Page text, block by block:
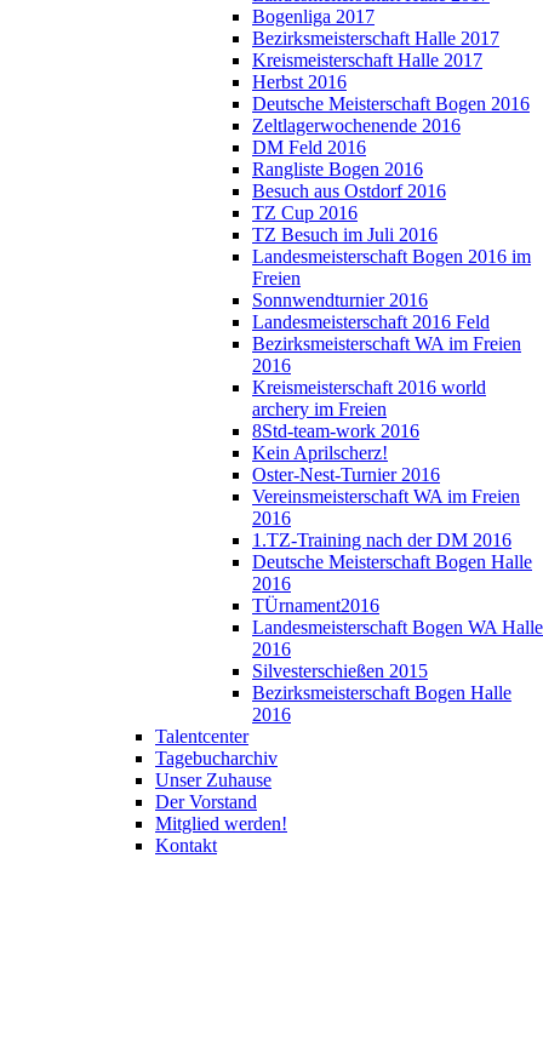
Bogenliga 2017
Bezirksmeisterschaft Halle 2017
Kreismeisterschaft Halle 2017
Herbst 2016
Deutsche Meisterschaft Bogen 2016
Zeltlagerwochenende 2016
DM Feld 2016
Rangliste Bogen 2016
Besuch aus Ostdorf 2016
TZ Cup 2016
TZ Besuch im Juli 2016
Landesmeisterschaft Bogen 2016 im
Freien
Sonnwendturnier 2016
Landesmeisterschaft 2016 Feld
Bezirksmeisterschaft WA im Freien
2016
Kreismeisterschaft 2016 world
archery im Freien
8Std-team-work 2016
Kein Aprilscherz!
Oster-Nest-Turnier 2016
Vereinsmeisterschaft WA im Freien
2016
1.TZ-Training nach der DM 2016
Deutsche Meisterschaft Bogen Halle
2016
TÜrnament2016
Landesmeisterschaft Bogen WA Halle
2016
Silvesterschießen 2015
Bezirksmeisterschaft Bogen Halle
2016
Talentcenter
Tagebucharchiv
Unser Zuhause
Der Vorstand
Mitglied werden!
Kontakt